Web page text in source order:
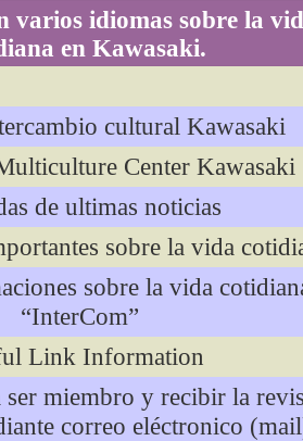
varios idiomas sobre la
en Kawasaki.
cultural Kawasaki
Center Kawasaki
de ultimas noticias
sobre la vida
sobre la vida
“InterCom”
Link Information
miembro y recibir la
correo eléctronico